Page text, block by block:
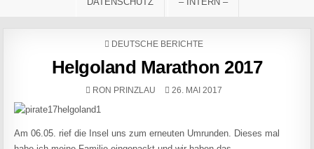
POSTED IN
DEUTSCHE BERICHTE
Helgoland Marathon 2017
AUTHOR:
RON PRINZLAU PUBLISHED DATE:
26. MAI 2017
Am 06.05. rief die Insel uns zum erneuten Umrunden. Dieses mal